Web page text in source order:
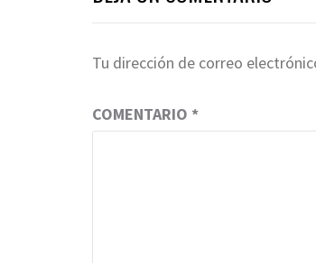
Tu dirección de correo
COMENTARIO *